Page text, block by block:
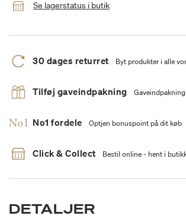
Se lagerstatus i butik
30 dages returret Byt produkter i alle
Tilføj gaveindpakning Gaveindpakning
No1 fordele Optjen bonuspoint på dit køb
Click & Collect Bestil online - hent i
DETALJER